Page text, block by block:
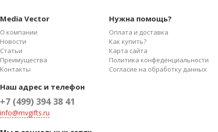
Media Vector
О компании
Новости
Статьи
Преимущества
Контакты
Нужна помощь?
Оплата и доставка
Как купить?
Карта сайта
Политика конфеденциальности
Согласие на обработку данных
Наш адрес и телефон
+7 (499) 394 38 41
info@mvgifts.ru